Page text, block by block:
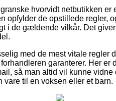
hvorvidt netbutikken
opfylder de opstillede regler,
i de gældende vilkår. Det
med de mest vitale regler
garanterer. Her er
så man altid vil kunne
vare til en voksen eller et barn.